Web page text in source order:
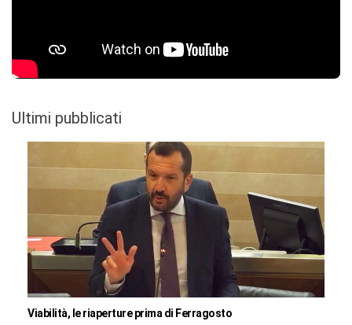
Ultimi pubblicati
Viabilità, le riaperture prima di Ferragosto